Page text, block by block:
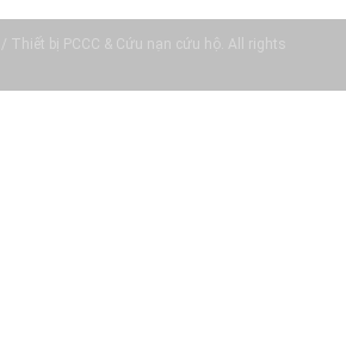
Thiết bị PCCC & Cứu nạn cứu hộ. All rights